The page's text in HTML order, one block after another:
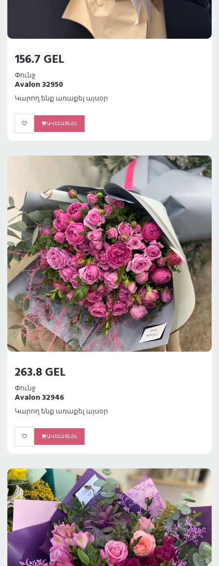
156.7 GEL
Փունջ
Avalon 32950
Կարող ենք առաքել այսօր
ԱՎԵԼԱՑՆԵԼ
263.8 GEL
Փունջ
Avalon 32946
Կարող ենք առաքել այսօր
ԱՎԵԼԱՑՆԵԼ